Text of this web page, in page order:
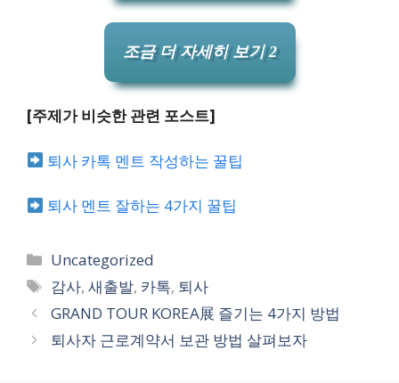
조금 더 자세히 보기 2
[주제가 비슷한 관련 포스트]
퇴사 카톡 멘트 작성하는 꿀팁
퇴사 멘트 잘하는 4가지 꿀팁
카
테
고
리
Uncategorized
태
그
감사,새출발, 카톡, 퇴사
GRAND TOUR KOREA展 즐기는 4가지 방법
퇴사자 근로계약서 보관 방법 살펴보자